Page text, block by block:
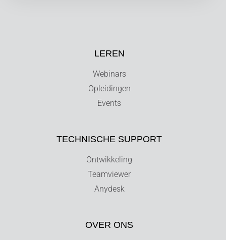
LEREN
Webinars
Opleidingen
Events
TECHNISCHE SUPPORT
Ontwikkeling
Teamviewer
Anydesk
OVER ONS